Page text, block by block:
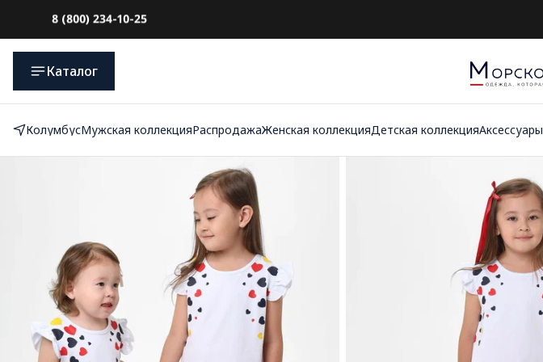
До 10 000₽ с оплатой при получении
Каталог
КолумбусМужская коллекцияРаспродажаЖенская коллекцияДетская коллекцияАксессуары